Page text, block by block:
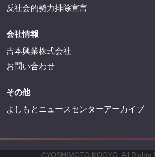
反社会的勢力排除宣言
会社情報
吉本興業株式会社
お問い合わせ
その他
よしもとニュースセンターアーカイブ
©YOSHIMOTO KOGYO, All Rights